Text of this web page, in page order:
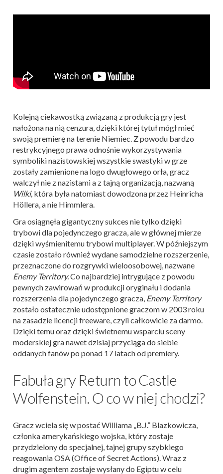
Kolejną ciekawostką związaną z produkcją gry jest
nałożona na nią cenzura, dzięki której tytuł mógł mieć
swoją premierę na terenie Niemiec. Z powodu bardzo
restrykcyjnego prawa odnośnie wykorzystywania
symboliki nazistowskiej wszystkie swastyki w grze
zostały zamienione na logo dwugłowego orła, gracz
walczył nie z nazistami a z tajną organizacją, nazwaną
Wilki, która była natomiast dowodzona przez Heinricha
Höllera, a nie Himmlera.
Gra osiągnęła gigantyczny sukces nie tylko dzięki
trybowi dla pojedynczego gracza, ale w głównej mierze
dzięki wyśmienitemu trybowi multiplayer. W późniejszym
czasie zostało również wydane samodzielne rozszerzenie,
przeznaczone do rozgrywki wieloosobowej, nazwane
Enemy Territory.Co najbardziej intrygujące z powodu
pewnych zawirowań w produkcji oryginału i dodania
rozszerzenia dla pojedynczego gracza, Enemy Territory
zostało ostatecznie udostępnione graczom w 2003 roku
na zasadzie licencji freeware, czyli całkowicie za darmo.
Dzięki temu oraz dzięki świetnemu wsparciu sceny
moderskiej gra nawet dzisiaj przyciąga do siebie
oddanych fanów po ponad 17 latach od premiery.
Fabuła gry Return to Castle
Wolfenstein. O co w niej chodzi?
Gracz wciela się w postać Williama „B.J.” Blazkowicza,
członka amerykańskiego wojska, który zostaje
przydzielony do specjalnej, tajnej grupy szybkiego
reagowania OSA (Office of Secret Actions). Wraz z
drugim agentem zostaje wysłany do Egiptu w celu